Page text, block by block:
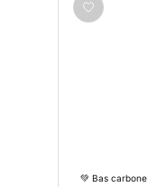
💚 Bas carbone